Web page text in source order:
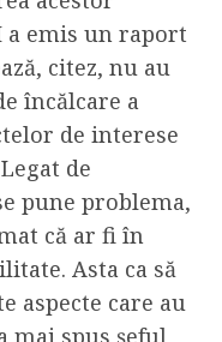
a emis un raport
citez, nu au
încălcare a
de interese
de
pune problema,
că ar fi în
Asta ca să
aspecte care au